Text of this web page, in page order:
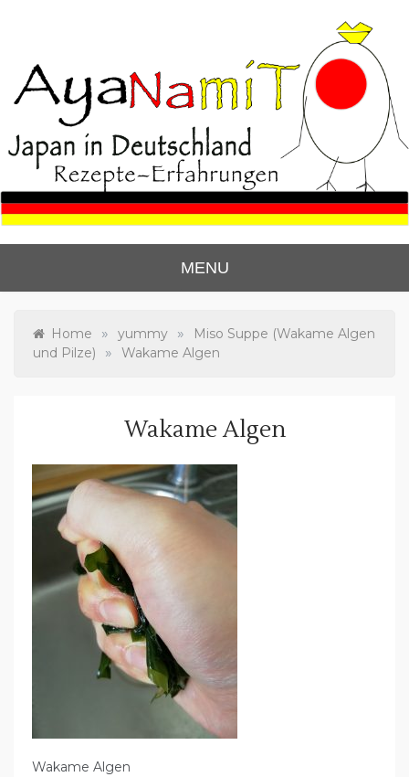
Ayanas Japan Blog
MENU
Home » yummy »
Miso Suppe (Wakame Algen
und Pilze)
» Wakame Algen
Wakame Algen
Wakame Algen